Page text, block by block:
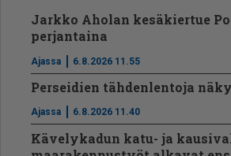
Jarkko Aholan kesäkiertue
perjantaina
Ajassa 6.8.2026 11.55
Perseidien tähdenlentoja
Ajassa 6.8.2026 11.40
Kävelykadun katu- ja